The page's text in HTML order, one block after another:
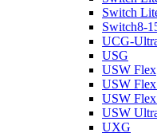
Switch
Switch8-
UCG-
USG
USW Flex
USW
USW
USW
UXG